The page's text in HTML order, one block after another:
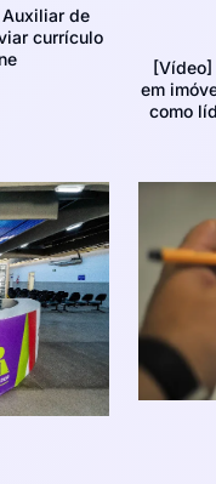
de
currículo
em
como